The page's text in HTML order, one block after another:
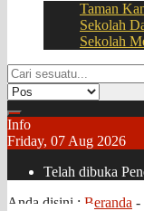
Taman
Sekolah
Sekolah
Info
Friday, 07 Aug 2026
Telah dibuka
Anda disini : Beranda -